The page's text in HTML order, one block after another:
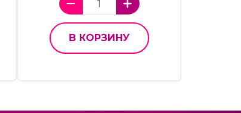
В КОРЗИНУ